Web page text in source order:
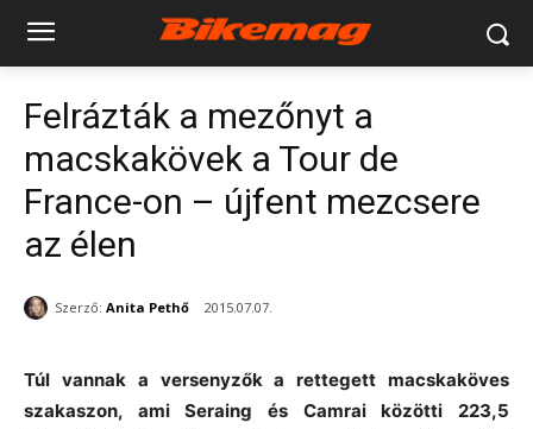
Felrázták a mezőnyt a
macskakövek a Tour de
France-on – újfent mezcsere
az élen
Szerző: Anita Pethő 2015.07.07.
Túl vannak a versenyzők a rettegett macskaköves
szakaszon, ami Seraing és Camrai közötti 223,5